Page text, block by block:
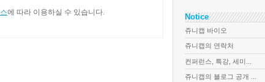
에 따라 이용하실 수 있습니다. Notice
쥬니캡 바이오
쥬니캡의 연락처
컨퍼런스, 특강, 세미...
쥬니캡의 블로그 공개 ...